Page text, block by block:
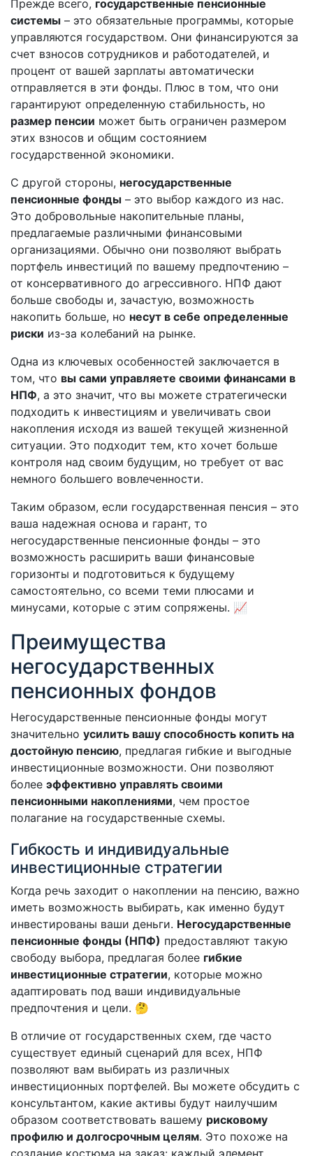
Прежде всего, государственные пенсионные
системы – это обязательные программы, которые
управляются государством. Они финансируются за
счет взносов сотрудников и работодателей, и
процент от вашей зарплаты автоматически
отправляется в эти фонды. Плюс в том, что они
гарантируют определенную стабильность, но
размер пенсии может быть ограничен размером
этих взносов и общим состоянием
государственной экономики.
С другой стороны, негосударственные
пенсионные фонды – это выбор каждого из нас.
Это добровольные накопительные планы,
предлагаемые различными финансовыми
организациями. Обычно они позволяют выбрать
портфель инвестиций по вашему предпочтению –
от консервативного до агрессивного. НПФ дают
больше свободы и, зачастую, возможность
накопить больше, но несут в себе определенные
риски из-за колебаний на рынке.
Одна из ключевых особенностей заключается в
том, что вы сами управляете своими финансами в
НПФ, а это значит, что вы можете стратегически
подходить к инвестициям и увеличивать свои
накопления исходя из вашей текущей жизненной
ситуации. Это подходит тем, кто хочет больше
контроля над своим будущим, но требует от вас
немного большего вовлеченности.
Таким образом, если государственная пенсия – это
ваша надежная основа и гарант, то
негосударственные пенсионные фонды – это
возможность расширить ваши финансовые
горизонты и подготовиться к будущему
самостоятельно, со всеми теми плюсами и
минусами, которые с этим сопряжены. 📈
Преимущества
негосударственных
пенсионных фондов
Негосударственные пенсионные фонды могут
значительно усилить вашу способность копить на
достойную пенсию, предлагая гибкие и выгодные
инвестиционные возможности. Они позволяют
более эффективно управлять своими
пенсионными накоплениями, чем простое
полагание на государственные схемы.
Гибкость и индивидуальные
инвестиционные стратегии
Когда речь заходит о накоплении на пенсию, важно
иметь возможность выбирать, как именно будут
инвестированы ваши деньги. Негосударственные
пенсионные фонды (НПФ) предоставляют такую
свободу выбора, предлагая более гибкие
инвестиционные стратегии, которые можно
адаптировать под ваши индивидуальные
предпочтения и цели. 🤔
В отличие от государственных схем, где часто
существует единый сценарий для всех, НПФ
позволяют вам выбирать из различных
инвестиционных портфелей. Вы можете обсудить с
консультантом, какие активы будут наилучшим
образом соответствовать вашему рисковому
профилю и долгосрочным целям. Это похоже на
создание костюма на заказ: каждый элемент